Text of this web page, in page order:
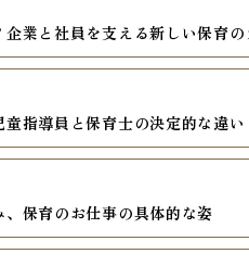
業と社員を支える新しい保育の
指導員と保育士の決定的な違い
保育のお仕事の具体的な姿